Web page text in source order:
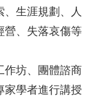
、生涯規劃、人
營、失落哀傷等
作坊、團體諮商
家學者進行講授